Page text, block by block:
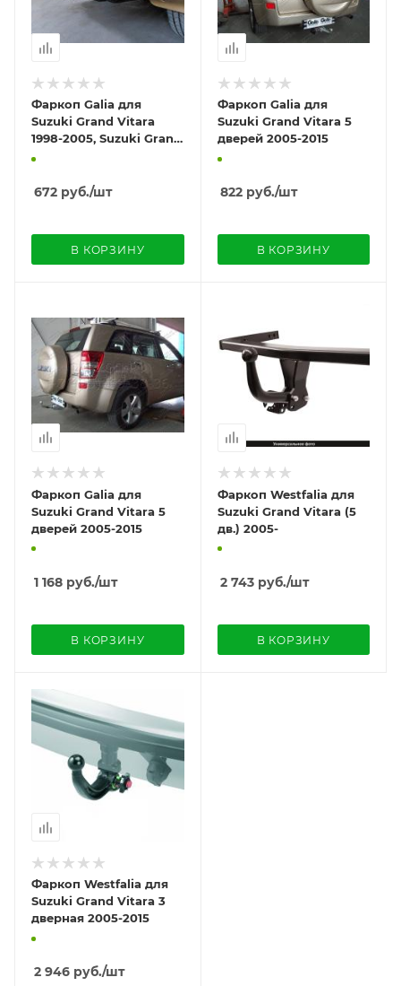
Фаркоп Galia для
Suzuki Grand Vitara
1998-2005, Suzuki Grand
Vitara XL7 1998-2003
672 руб./шт
В КОРЗИНУ
Фаркоп Galia для
Suzuki Grand Vitara 5
дверей 2005-2015
822руб./шт
В КОРЗИНУ
Фаркоп Galia для
Suzuki Grand Vitara 5
дверей 2005-2015
1 168 руб./шт
В КОРЗИНУ
Фаркоп Westfalia для
Suzuki Grand Vitara (5
дв.) 2005-
2 743руб./шт
В КОРЗИНУ
Фаркоп Westfalia для
Suzuki Grand Vitara 3
дверная 2005-2015
2 946 руб./шт